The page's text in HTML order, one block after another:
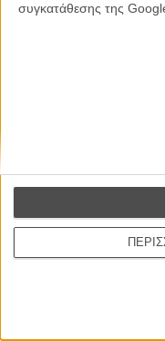
συγκατάθεσης της